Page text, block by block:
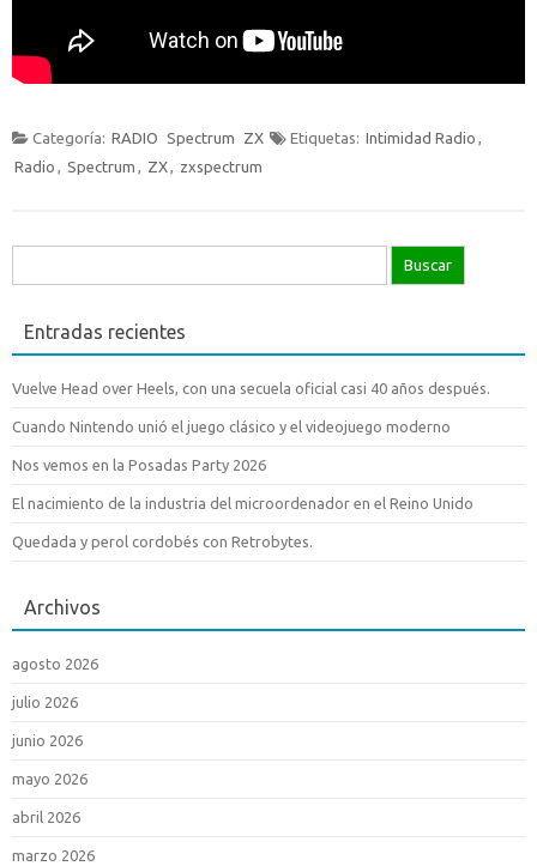
Categoría: RADIO Spectrum ZX Etiquetas: Intimidad Radio ,
Radio , Spectrum , ZX, zxspectrum
Entradas recientes
Vuelve Head over Heels, con una secuela oficial casi 40 años después.
Cuando Nintendo unió el juego clásico y el videojuego moderno
Nos vemos en la Posadas Party 2026
El nacimiento de la industria del microordenador en el Reino Unido
Quedada y perol cordobés con Retrobytes.
Archivos
agosto 2026
julio 2026
junio 2026
mayo 2026
abril 2026
marzo 2026